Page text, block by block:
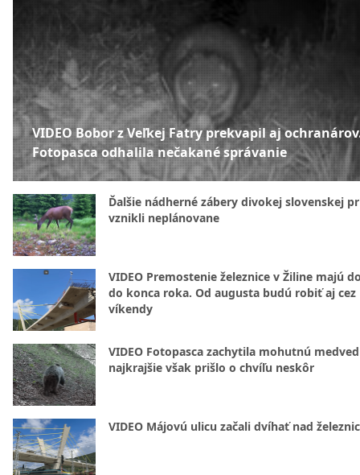
VIDEO Bobor z Veľkej Fatry prekvapil aj
Fotopasca odhalila nečakané správanie
Ďalšie nádherné zábery divokej slovenskej
vznikli neplánovane
VIDEO Premostenie železnice v Žiline majú
do konca roka. Od augusta budú robiť aj cez
víkendy
VIDEO Fotopasca zachytila mohutnú
najkrajšie však prišlo o chvíľu neskôr
VIDEO Májovú ulicu začali dvíhať nad